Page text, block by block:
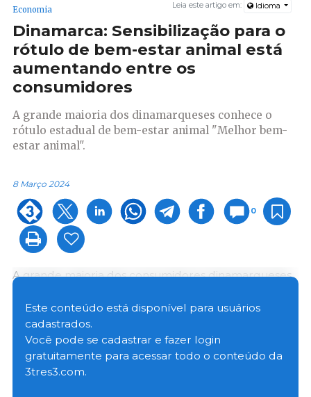
Leia este artigo em: Idioma
Economia
Dinamarca: Sensibilização para o
rótulo de bem-estar animal está
aumentando entre os
consumidores
A grande maioria dos dinamarqueses conhece o
rótulo estadual de bem-estar animal "Melhor bem-
estar animal".
8 Março 2024
0
A grande maioria dos consumidores dinamarqueses
corações verdes, o que mostra como tem sido bom o
bem-estar dos animais nos locais onde foram
produzidas as carnes ou produtos lácteos.
Isto é demonstrado por uma pesquisa que o YouGov
Este conteúdo está disponível para usuários
cadastrados.
Você pode se cadastrar e fazer login
gratuitamente para acessar todo o conteúdo da
3tres3.com.